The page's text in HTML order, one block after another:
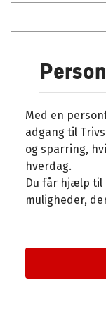
Med en
adgang til
og sparring,
hverdag.
Du får hjælp til
muligheder,